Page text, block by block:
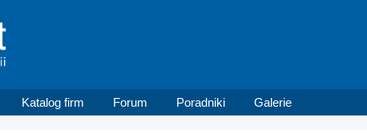
Katalog firm Forum Poradniki Galerie